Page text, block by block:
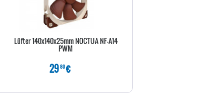
Lüfter 140x140x25mm NOCTUA NF-A14
PWM
2980€